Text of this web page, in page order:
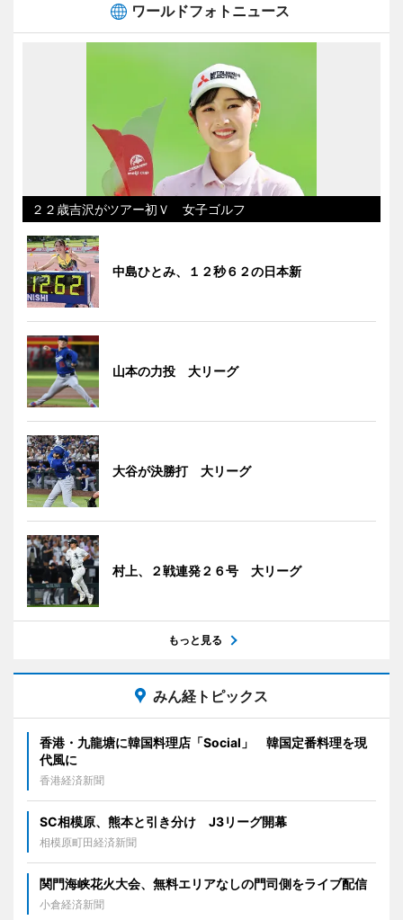
ワールドフォトニュース
２２歳吉沢がツアー初Ｖ 女子ゴルフ
中島ひとみ、１２秒６２の日本新
山本の力投 大リーグ
大谷が決勝打 大リーグ
村上、２戦連発２６号 大リーグ
もっと見る
みん経トピックス
香港・九龍塘に韓国料理店「Social」 韓国定番料理を現
代風に
香港経済新聞
SC相模原、熊本と引き分け J3リーグ開幕
相模原町田経済新聞
関門海峡花火大会、無料エリアなしの門司側をライブ配信
小倉経済新聞